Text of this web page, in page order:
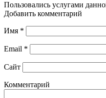
Пользовались услугами
Добавить комментарий
Имя *
Email *
Сайт
Комментарий